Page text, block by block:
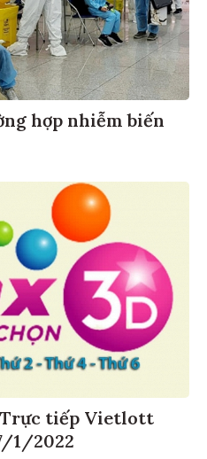
hợp nhiễm biến
tiếp Vietlott
1/2022